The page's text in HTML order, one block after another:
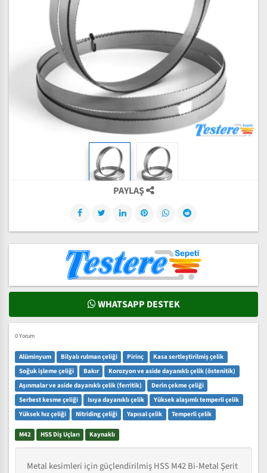
PAYLAŞ
WHATSAPP DESTEK
0 Yorum
Alüminyum Bilyalı rulman çeliği Pirinç
Kasa sertleştirilmiş çelik
Soğuk işleme çeliği
Bakır
Korozyon ve aside dayanıklı çelik (östenitik)
Aşınmalar ve aside dayanıklı çelik (ferritik)
Derin çekme çeliği
Serbest kesme çeliği
Isıya dayanıklı çelik
Yüksek alaşımlı temperli çelik
Yüksek hız çeliği
Nitriding çeliği Yapısal çelik Temperli çelik
M42 HSS Diş Uçları Kaynaklı
Metal kesimleri için güçlendirilmiş HSS M42 Bi-Metal Şerit